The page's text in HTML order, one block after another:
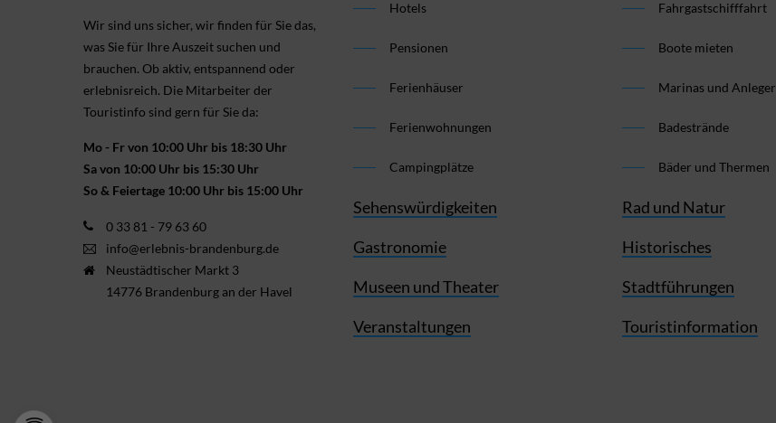
Wir sind uns sicher, wir finden für Sie das,
was Sie für Ihre Aus­zeit suchen und
brauchen. Ob aktiv, ent­spannend oder
erlebnis­reich. Die Mitarbeiter der
Touristinfo sind gern für Sie da:
Mo - Fr von 10:00 Uhr bis 18:30 Uhr
Sa von 10:00 Uhr bis 15:30 Uhr
So & Feiertage 10:00 Uhr bis 15:00 Uhr
0 33 81 - 79 63 60
info@erlebnis-brandenburg.de
Neustädtischer Markt 3
14776 Brandenburg an der Havel
Hotels
Pensionen
Ferienhäuser
Ferienwohnungen
Campingplätze
Sehenswürdigkeiten
Gastronomie
Museen und Theater
Veranstaltungen
Fahrgastschifffahrt
Boote mieten
Marinas und Anleger
Badestrände
Bäder und Thermen
Rad und Natur
Historisches
Stadtführungen
Touristinformation